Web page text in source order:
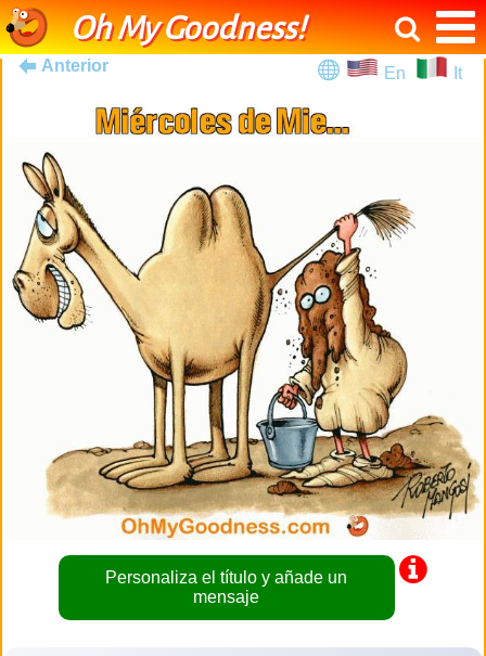
Oh My Goodness!
Anterior En It
Personaliza el título y añade un
mensaje